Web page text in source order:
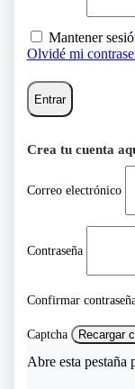
Mantener
Olvidé mi
Entrar
Crea tu cuenta
Correo electrónico
Contraseña
Confirmar
Captcha Recargar
Abre esta pestaña